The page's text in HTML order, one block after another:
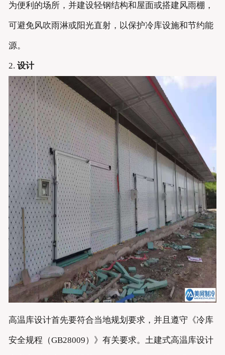
为便利的场所，并建设轻钢结构和屋面或搭建风雨棚，
可避免风吹雨淋或阳光直射，以保护冷库设施和节约能
源。
2. 设计
高温库设计首先要符合当地规划要求，并且遵守《冷库
安全规程（GB28009）》有关要求。土建式高温库设计